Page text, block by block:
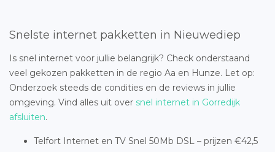
Snelste internet pakketten in Nieuwediep
Is snel internet voor jullie belangrijk? Check onderstaand
veel gekozen pakketten in de regio Aa en Hunze. Let op:
Onderzoek steeds de condities en de reviews in jullie
omgeving. Vind alles uit over snel internet in Gorredijk
afsluiten.
Telfort Internet en TV Snel 50Mb DSL – prijzen €42,5